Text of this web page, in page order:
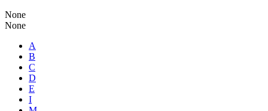
None
None
A
B
C
D
E
I